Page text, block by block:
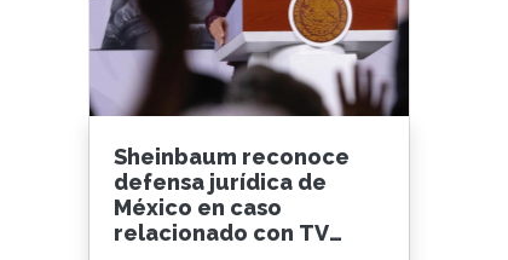
Sheinbaum reconoce
defensa jurídica de
México en caso
relacionado con TV